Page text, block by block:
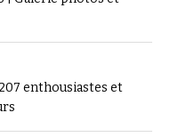
enthousiastes et